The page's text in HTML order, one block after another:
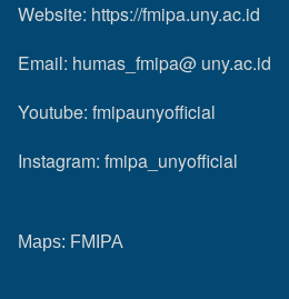
Website: https://fmipa.uny.ac.id
Email: humas_fmipa@ uny.ac.id
Youtube: fmipaunyofficial
Instagram: fmipa_unyofficial
Maps: FMIPA